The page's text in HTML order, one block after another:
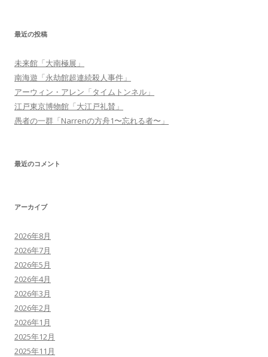
最近の投稿
未来館「大南極展」
南海遊「永劫館超連続殺人事件」
アーウィン・アレン「タイムトンネル」
江戸東京博物館「大江戸礼賛」
愚者の一群「Narrenの方舟1〜忘れる者〜」
最近のコメント
アーカイブ
2026年8月
2026年7月
2026年5月
2026年4月
2026年3月
2026年2月
2026年1月
2025年12月
2025年11月